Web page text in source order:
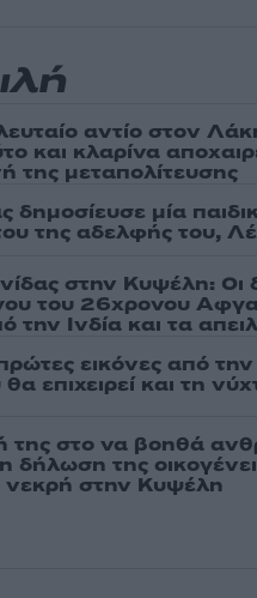
αντίο στον
και κλαρίνα
της μεταπολίτευσης
μία
της αδελφής του,
στην Κυψέλη: Οι
του 26χρονου
την Ινδία και τα
εικόνες από
επιχειρεί και τη
της στο να βοηθά
δήλωση της
νεκρή στην Κυψέλη